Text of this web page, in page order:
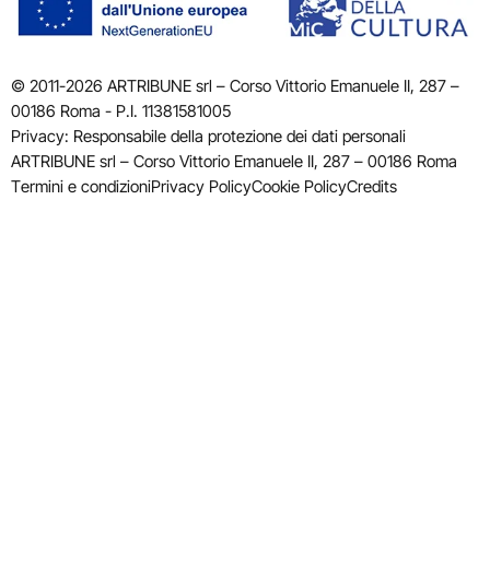
© 2011-2026 ARTRIBUNE srl – Corso Vittorio Emanuele II, 287 –
00186 Roma - P.I. 11381581005
Privacy: Responsabile della protezione dei dati personali
ARTRIBUNE srl – Corso Vittorio Emanuele II, 287 – 00186 Roma
Termini e condizioniPrivacy PolicyCookie PolicyCredits